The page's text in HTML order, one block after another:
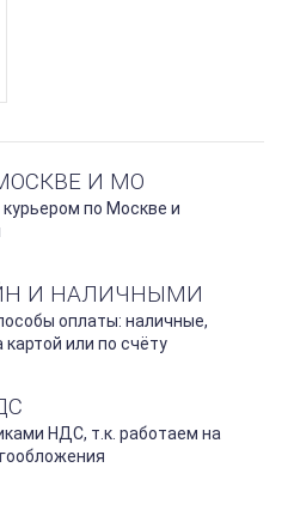
И МО
по Москве и
И НАЛИЧНЫМИ
оплаты: наличные,
или по счёту
НДС, т.к. работаем на